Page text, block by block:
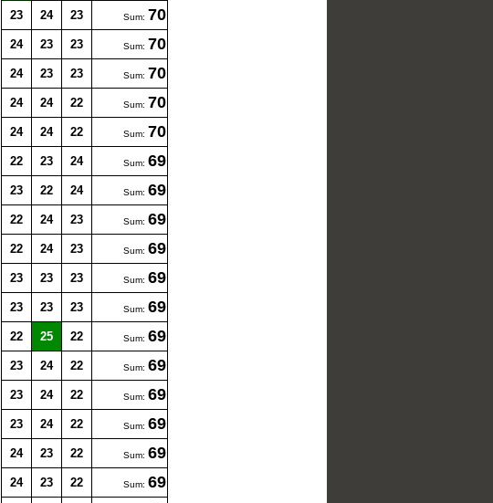
23 24 23 Sum: 70
24 23 23 Sum: 70
24 23 23 Sum: 70
24 24 22 Sum: 70
24 24 22 Sum: 70
22 23 24 Sum: 69
23 22 24 Sum: 69
22 24 23 Sum: 69
22 24 23 Sum: 69
23 23 23 Sum: 69
23 23 23 Sum: 69
22 25 22 Sum: 69
23 24 22 Sum: 69
23 24 22 Sum: 69
23 24 22 Sum: 69
24 23 22 Sum: 69
24 23 22 Sum: 69